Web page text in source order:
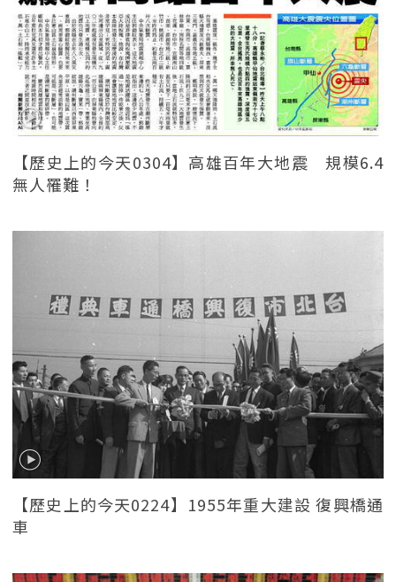
【歷史上的今天0304】高雄百年大地震 規模6.4
無人罹難！
【歷史上的今天0224】1955年重大建設 復興橋通
車